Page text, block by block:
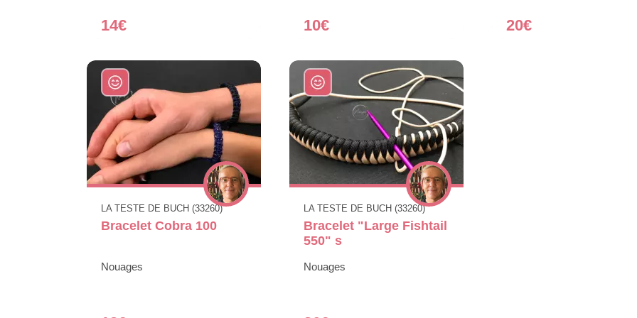
14€ 10€ 20€
LA TESTE DE BUCH (33260)
Bracelet Cobra 100
Nouages
LA TESTE DE BUCH (33260)
Bracelet "Large Fishtail
550" s
Nouages